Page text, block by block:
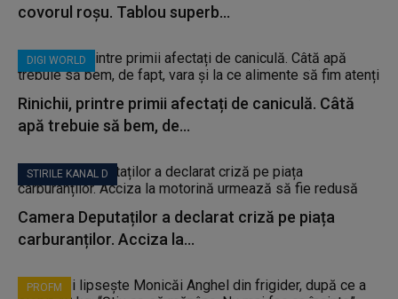
covorul roșu. Tablou superb...
DIGI WORLD
Rinichii, printre primii afectați de caniculă. Câtă
apă trebuie să bem, de...
STIRILE KANAL D
Camera Deputaților a declarat criză pe piața
carburanților. Acciza la...
PROFM